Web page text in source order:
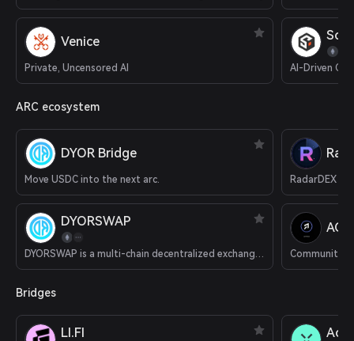
Venice
Private, Uncensored AI AI-Driven
ARC ecosystem
DYOR Bridge
Move USDC into the next arc.
DYORSWAP
DYORSWAP is a multi-chain decentralized exchange (DEX).
Bridges
LI.FI